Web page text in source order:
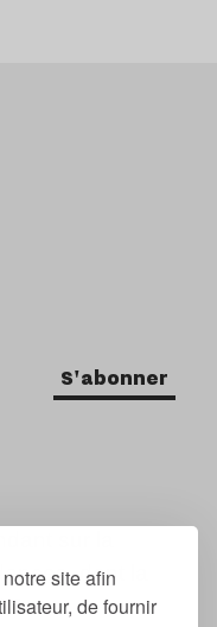
site afin
de fournir
S'abonner
sur la
dont la